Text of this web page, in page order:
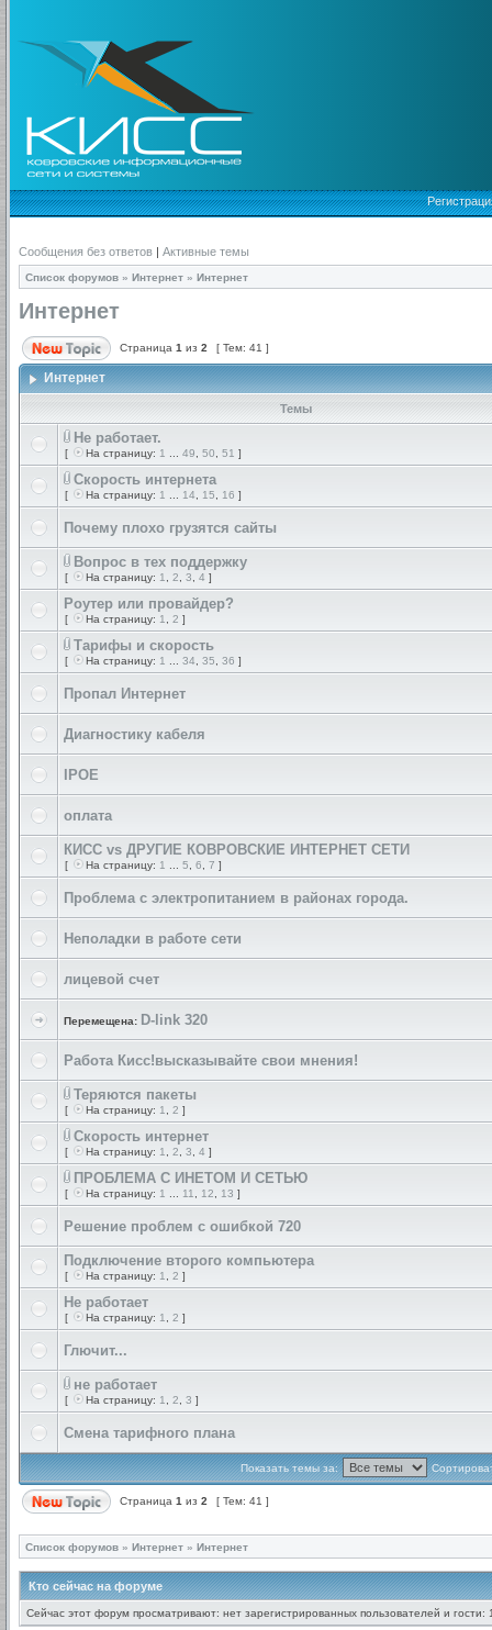
Сообщения без ответов | Активные темы
Список форумов » Интернет » Интернет
Интернет
Страница 1 из 2 [ Тем: 41 ]
Интернет
Темы
Не работает.
[ На страницу: 1 49 50 51 ]
Скорость интернета
[ На страницу: 1 14 15 16 ]
Почему плохо грузятся сайты
Вопрос в тех поддержку
[ На страницу: 1 2 3 4 ]
Роутер или провайдер?
[ На страницу: 1 2 ]
Тарифы и скорость
[ На страницу: 1 34 35 36 ]
Пропал Интернет
Диагностику кабеля
IPOE
оплата
КИСС vs ДРУГИЕ КОВРОВСКИЕ ИНТЕРНЕТ СЕТИ
[ На страницу: 1 5 6 7 ]
Проблема с электропитанием в районах города.
Неполадки в работе сети
лицевой счет
Перемещена: D-link 320
Работа Кисс!высказывайте свои мнения!
Теряются пакеты
[ На страницу: 1 2 ]
Скорость интернет
[ На страницу: 1 2 3 4 ]
ПРОБЛЕМА С ИНЕТОМ И СЕТЬЮ
[ На страницу: 1 11 12 13 ]
Решение проблем с ошибкой 720
Подключение второго компьютера
[ На страницу: 1 2 ]
Не работает
[ На страницу: 1 2 ]
Глючит...
не работает
[ На страницу: 1 2 3 ]
Смена тарифного плана
Показать темы за:
Страница 1 из 2 [ Тем: 41 ]
Список форумов » Интернет » Интернет
Кто сейчас на форуме
Сейчас этот форум просматривают: нет зарегистрированных пользователей и гости: